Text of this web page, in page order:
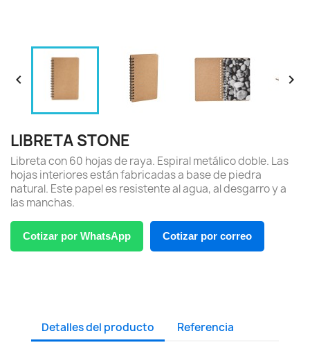
 
LIBRETA STONE
Libreta con 60 hojas de raya. Espiral metálico doble. Las
hojas interiores están fabricadas a base de piedra
natural. Este papel es resistente al agua, al desgarro y a
las manchas.
Cotizar por WhatsApp Cotizar por correo
Detalles del producto Referencia